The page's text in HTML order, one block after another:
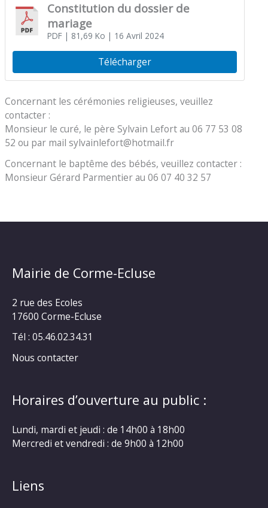
Constitution du dossier de
mariage
PDF| 81,69 Ko | 16 Avril 2024
Télécharger
Concernant les cérémonies religieuses, veuillez
contacter :
Monsieur le curé, le père Sylvain Lefort au 06 77 53 08
52 ou par mail sylvainlefort@hotmail.fr
Concernant le baptême des bébés, veuillez contacter :
Monsieur Gérard Parmentier au 06 07 40 32 57
Mairie de Corme-Ecluse
2 rue des Ecoles
17600 Corme-Ecluse
Tél : 05.46.02.34.31
Nous contacter
Horaires d’ouverture au public :
Lundi, mardi et jeudi : de 14h00 à 18h00
Mercredi et vendredi : de 9h00 à 12h00
Liens